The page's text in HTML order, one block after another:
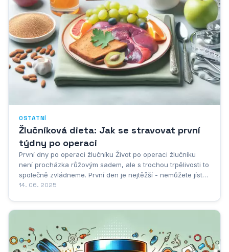
OSTATNÍ
Žlučníková dieta: Jak se stravovat první
týdny po operaci
První dny po operaci žlučníku Život po operaci žlučníku
není procházka růžovým sadem, ale s trochou trpělivosti to
společně zvládneme. První den je nejtěžší - nemůžete jíst
ani pít, veškerou výživu dostanete pomocí infuzí. Druhý den
14. 06. 2025